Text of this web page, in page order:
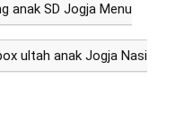
anak SD Jogja Menu
ultah anak Jogja Nasi